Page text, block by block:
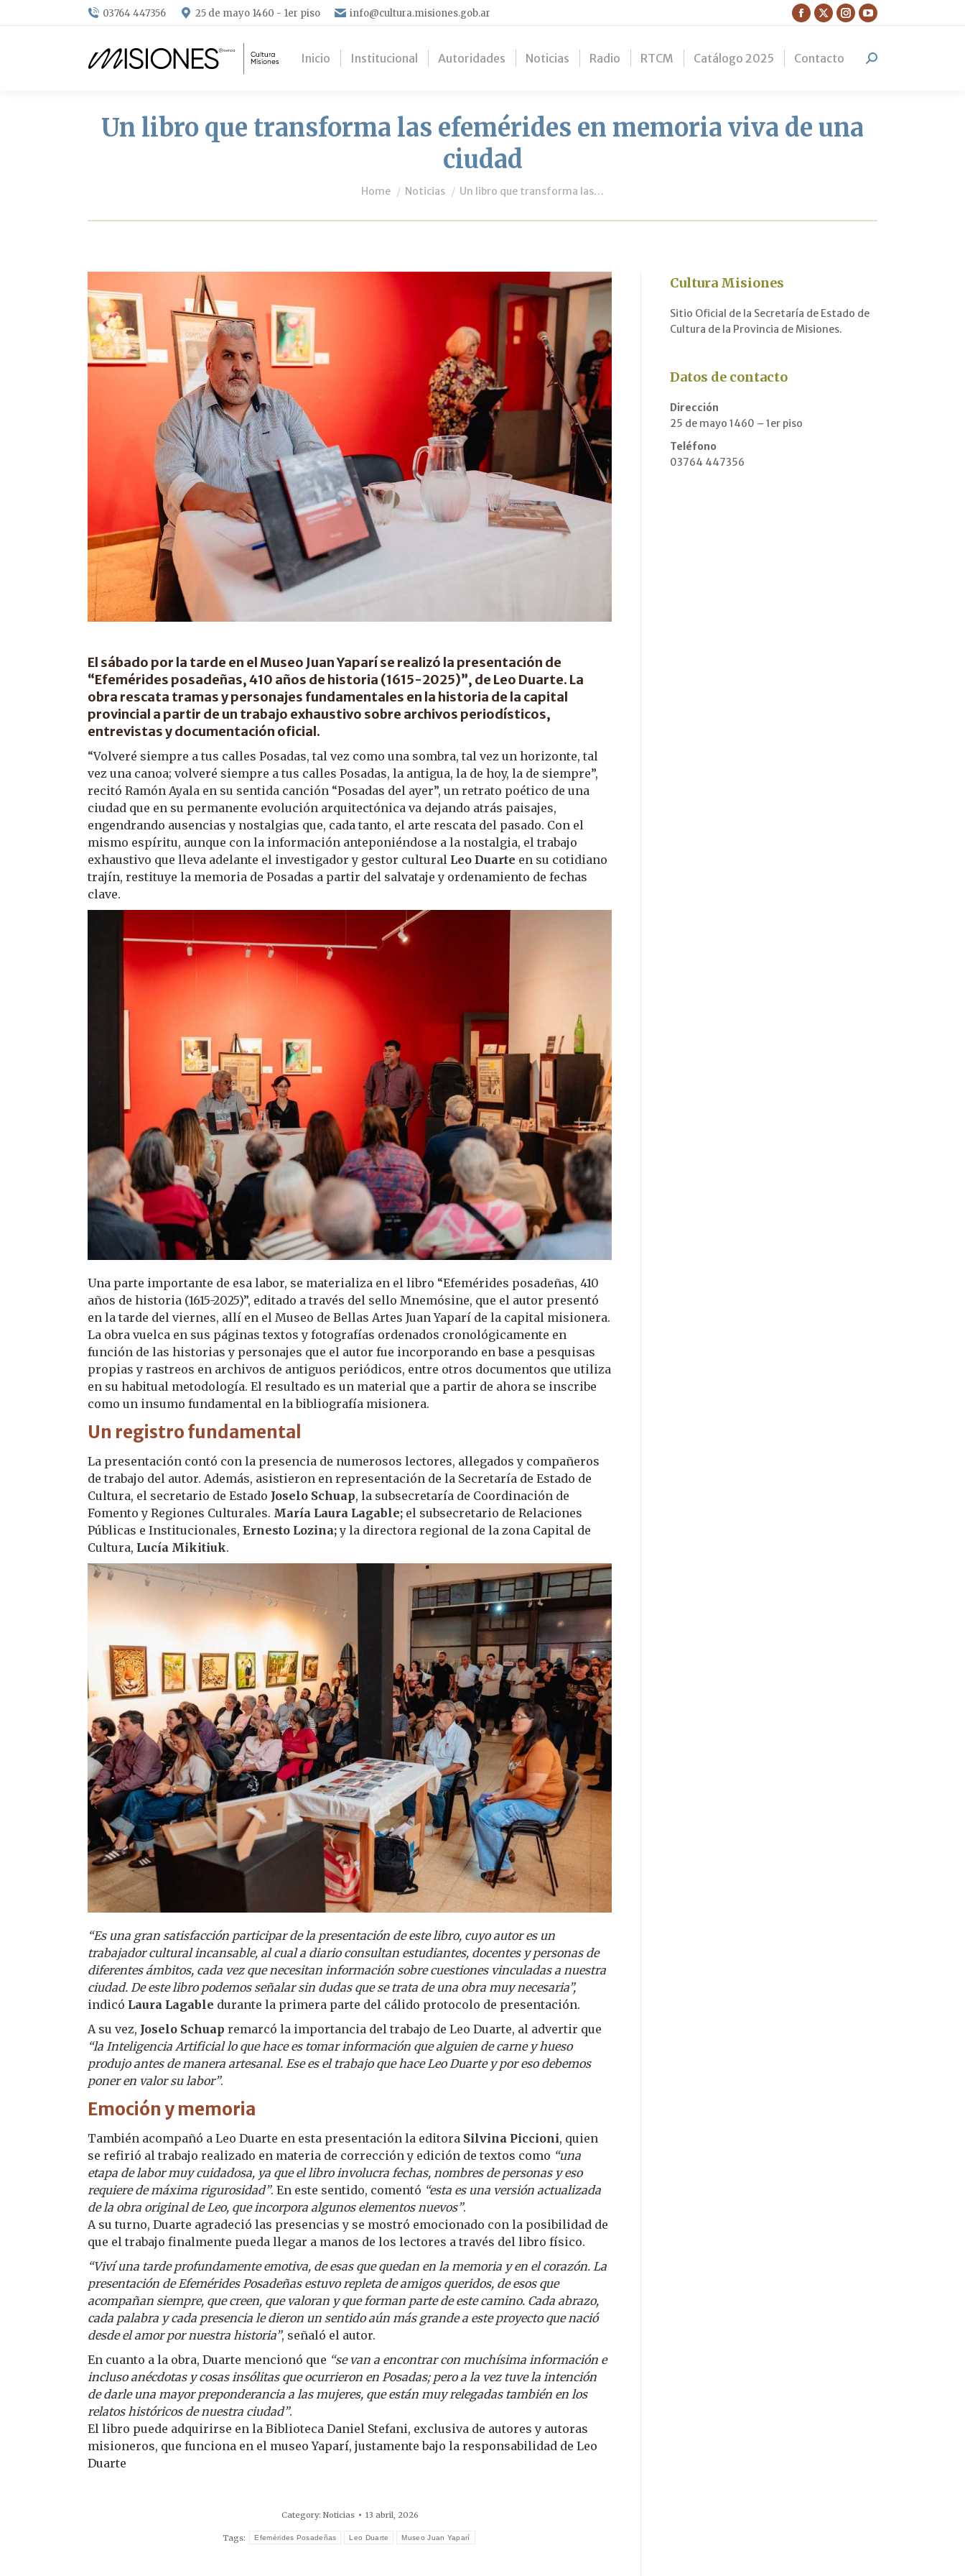
03764 447356 25 de mayo 1460 - 1er piso info@cultura.misiones.gob.ar
Facebook
opens
X
opens
Instagram
opens
YouTube
opens
Inicio Institucional Autoridades Noticias Radio RTCM Catálogo 2025 Contacto Search:
Un libro que transforma las efemérides en memoria viva de una
ciudad
You are here:
Home Noticias Un libro que transforma las…
El sábado por la tarde en el Museo Juan Yaparí se realizó la presentación de
“Efemérides posadeñas, 410 años de historia (1615-2025)”, de Leo Duarte. La
obra rescata tramas y personajes fundamentales en la historia de la capital
provincial a partir de un trabajo exhaustivo sobre archivos periodísticos,
entrevistas y documentación oficial.
“Volveré siempre a tus calles Posadas, tal vez como una sombra, tal vez un horizonte, tal
vez una canoa; volveré siempre a tus calles Posadas, la antigua, la de hoy, la de siempre”,
recitó Ramón Ayala en su sentida canción “Posadas del ayer”, un retrato poético de una
ciudad que en su permanente evolución arquitectónica va dejando atrás paisajes,
engendrando ausencias y nostalgias que, cada tanto, el arte rescata del pasado. Con el
mismo espíritu, aunque con la información anteponiéndose a la nostalgia, el trabajo
exhaustivo que lleva adelante el investigador y gestor cultural Leo Duarte en su cotidiano
trajín, restituye la memoria de Posadas a partir del salvataje y ordenamiento de fechas
clave.
Una parte importante de esa labor, se materializa en el libro “Efemérides posadeñas, 410
años de historia (1615-2025)”, editado a través del sello Mnemósine, que el autor presentó
en la tarde del viernes, allí en el Museo de Bellas Artes Juan Yaparí de la capital misionera.
La obra vuelca en sus páginas textos y fotografías ordenados cronológicamente en
función de las historias y personajes que el autor fue incorporando en base a pesquisas
propias y rastreos en archivos de antiguos periódicos, entre otros documentos que utiliza
en su habitual metodología. El resultado es un material que a partir de ahora se inscribe
como un insumo fundamental en la bibliografía misionera.
Un registro fundamental
La presentación contó con la presencia de numerosos lectores, allegados y compañeros
de trabajo del autor. Además, asistieron en representación de la Secretaría de Estado de
Cultura, el secretario de Estado Joselo Schuap, la subsecretaría de Coordinación de
Fomento y Regiones Culturales. María Laura Lagable; el subsecretario de Relaciones
Públicas e Institucionales, Ernesto Lozina;y la directora regional de la zona Capital de
Cultura, Lucía Mikitiuk.
“Es una gran satisfacción participar de la presentación de este libro, cuyo autor es un
trabajador cultural incansable, al cual a diario consultan estudiantes, docentes y personas de
diferentes ámbitos, cada vez que necesitan información sobre cuestiones vinculadas a nuestra
ciudad. De este libro podemos señalar sin dudas que se trata de una obra muy necesaria”,
indicó Laura Lagable durante la primera parte del cálido protocolo de presentación.
A su vez, Joselo Schuap remarcó la importancia del trabajo de Leo Duarte, al advertir que
“la Inteligencia Artificial lo que hace es tomar información que alguien de carne y hueso
produjo antes de manera artesanal. Ese es el trabajo que hace Leo Duarte y por eso debemos
poner en valor su labor”.
Emoción y memoria
También acompañó a Leo Duarte en esta presentación la editora Silvina Piccioni, quien
se refirió al trabajo realizado en materia de corrección y edición de textos como “una
etapa de labor muy cuidadosa, ya que el libro involucra fechas, nombres de personas y eso
requiere de máxima rigurosidad”. En este sentido, comentó “esta es una versión actualizada
de la obra original de Leo, que incorpora algunos elementos nuevos”.
A su turno, Duarte agradeció las presencias y se mostró emocionado con la posibilidad de
que el trabajo finalmente pueda llegar a manos de los lectores a través del libro físico.
“Viví una tarde profundamente emotiva, de esas que quedan en la memoria y en el corazón. La
presentación de Efemérides Posadeñas estuvo repleta de amigos queridos, de esos que
acompañan siempre, que creen, que valoran y que forman parte de este camino. Cada abrazo,
cada palabra y cada presencia le dieron un sentido aún más grande a este proyecto que nació
desde el amor por nuestra historia”, señaló el autor.
En cuanto a la obra, Duarte mencionó que “se van a encontrar con muchísima información e
incluso anécdotas y cosas insólitas que ocurrieron en Posadas; pero a la vez tuve la intención
de darle una mayor preponderancia a las mujeres, que están muy relegadas también en los
relatos históricos de nuestra ciudad”.
El libro puede adquirirse en la Biblioteca Daniel Stefani, exclusiva de autores y autoras
misioneros, que funciona en el museo Yaparí, justamente bajo la responsabilidad de Leo
Duarte
Category: Noticias 13 abril, 2026
Tags: Efemérides Posadeñas Leo Duarte Museo Juan Yaparí
Cultura Misiones
Sitio Oficial de la Secretaría de Estado de
Cultura de la Provincia de Misiones.
Datos de contacto
Dirección
25 de mayo 1460 – 1er piso
Teléfono
03764 447356